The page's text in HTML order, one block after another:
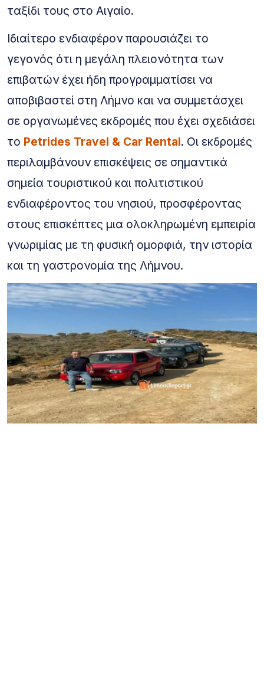
ταξίδι τους στο Αιγαίο.
Ιδιαίτερο ενδιαφέρον παρουσιάζει το
γεγονός ότι η μεγάλη πλειονότητα των
επιβατών έχει ήδη προγραμματίσει να
αποβιβαστεί στη Λήμνο και να συμμετάσχει
σε οργανωμένες εκδρομές που έχει σχεδιάσει
το Petrides Travel & Car Rental. Οι εκδρομές
περιλαμβάνουν επισκέψεις σε σημαντικά
σημεία τουριστικού και πολιτιστικού
ενδιαφέροντος του νησιού, προσφέροντας
στους επισκέπτες μια ολοκληρωμένη εμπειρία
γνωριμίας με τη φυσική ομορφιά, την ιστορία
και τη γαστρονομία της Λήμνου.